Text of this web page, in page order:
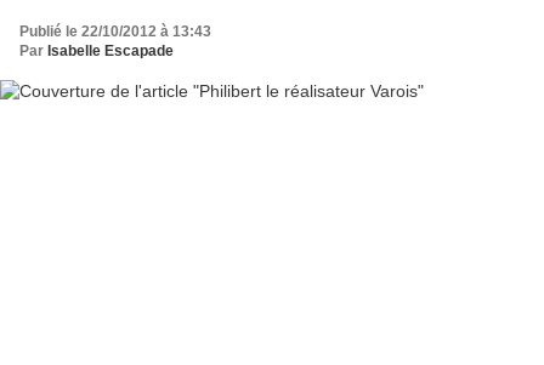
Publié le 22/10/2012 à 13:43
Par Isabelle Escapade